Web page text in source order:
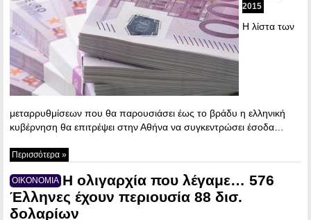
2015
Η λίστα των
μεταρρυθμίσεων που θα παρουσιάσει έως το βράδυ η ελληνική
κυβέρνηση θα επιτρέψει στην Αθήνα να συγκεντρώσει έσοδα…
Περισσότερα »
ΟΙΚΟΝΟΜΙΑ Η ολιγαρχία που λέγαμε… 576
Έλληνες έχουν περιουσία 88 δισ.
δολαρίων